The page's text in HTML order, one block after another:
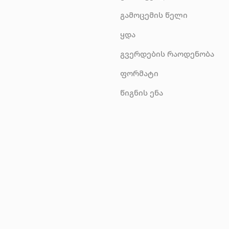
გამოცემის წელი
ყდა
გვერდების რაოდენობა
ფორმატი
წიგნის ენა